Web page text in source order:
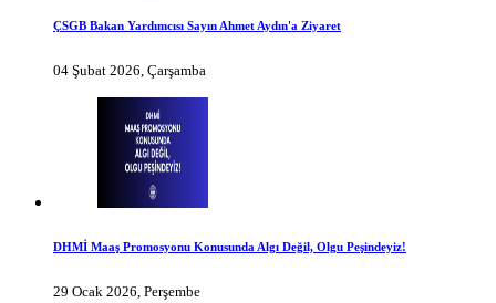
ÇSGB Bakan Yardımcısı Sayın Ahmet Aydın'a Ziyaret
04 Şubat 2026, Çarşamba
DHMİ Maaş Promosyonu Konusunda Algı Değil, Olgu Peşindeyiz!
29 Ocak 2026, Perşembe